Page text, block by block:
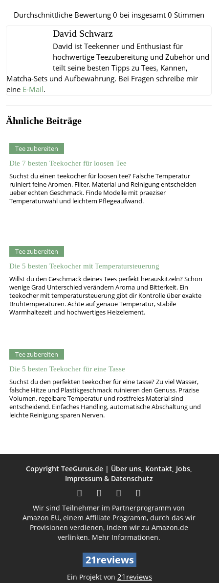
Durchschnittliche Bewertung0 bei insgesamt0 Stimmen
David Schwarz
David ist Teekenner und Enthusiast für
hochwertige Teezubereitung und Zubehör und
teilt seine besten Tipps zu Tees, Kannen,
Matcha-Sets und Aufbewahrung. Bei Fragen schreibe mir
eine E-Mail.
Ähnliche Beiträge
Tee zubereiten
Die 7 besten Teekocher für loosen Tee
Suchst du einen teekocher für loosen tee? Falsche Temperatur
ruiniert feine Aromen. Filter, Material und Reinigung entscheiden
ueber echten Geschmack. Finde Modelle mit praeziser
Temperaturwahl und leichtem Pflegeaufwand.
Tee zubereiten
Die 5 besten Teekocher mit Temperatursteuerung
Willst du den Geschmack deines Tees perfekt herauskitzeln? Schon
wenige Grad Unterschied verändern Aroma und Bitterkeit. Ein
teekocher mit temperatursteuerung gibt dir Kontrolle über exakte
Brühtemperaturen. Achte auf genaue Temperatur, stabile
Warmhaltezeit und hochwertiges Heizelement.
Tee zubereiten
Die 5 besten Teekocher für eine Tasse
Suchst du den perfekten teekocher für eine tasse? Zu viel Wasser,
falsche Hitze und Plastikgeschmack ruinieren den Genuss. Präzise
Volumen, regelbare Temperatur und rostfreies Material sind
entscheidend. Einfaches Handling, automatische Abschaltung und
leichte Reinigung sparen Nerven.
Copyright TeeGurus.de| Über uns, Kontakt Jobs,
Impressum& Datenschutz
Wir sind Teilnehmer im Partnerprogramm von
Amazon EU, einem Affiliate Programm, durch das wir
Provisionen verdienen, indem wir zu Amazon.de
verlinken. Mehr Informationen.
21reviews
Ein Projekt von 21reviews